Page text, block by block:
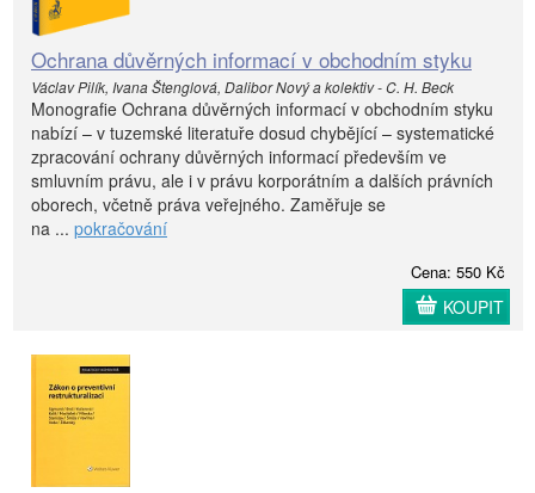
Ochrana důvěrných informací v obchodním styku
Václav Pilík, Ivana Štenglová, Dalibor Nový a kolektiv - C. H. Beck
Monografie Ochrana důvěrných informací v obchodním styku
nabízí – v tuzemské literatuře dosud chybějící – systematické
zpracování ochrany důvěrných informací především ve
smluvním právu, ale i v právu korporátním a dalších právních
oborech, včetně práva veřejného. Zaměřuje se
na ... pokračování
Cena: 550 Kč
KOUPIT